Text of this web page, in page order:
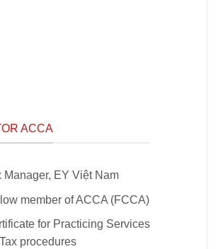
ACCA
Manager, EY Việt Nam
member of ACCA (FCCA)
for Practicing Services
procedures